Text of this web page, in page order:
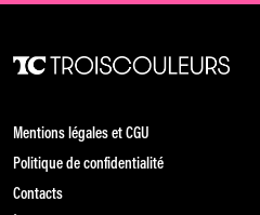
Mentions légales et CGU
Politique de confidentialité
Contacts